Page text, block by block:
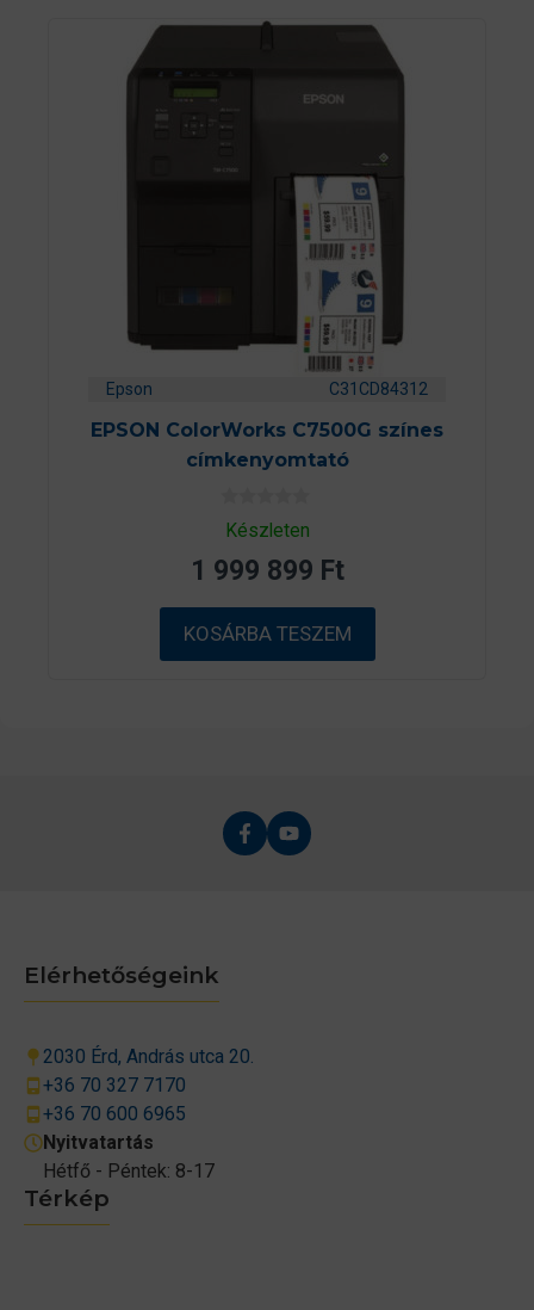
Epson C31CD84312
EPSON ColorWorks C7500G színes
címkenyomtató
0
a
5
b
ő
l
Készleten
1 999 899 Ft
KOSÁRBA TESZEM
Térkép
Elérhetőségeink
2030 Érd, András utca 20.
+36 70 327 7170
+36 70 600 6965
Nyitvatartás
Hétfő - Péntek: 8-17